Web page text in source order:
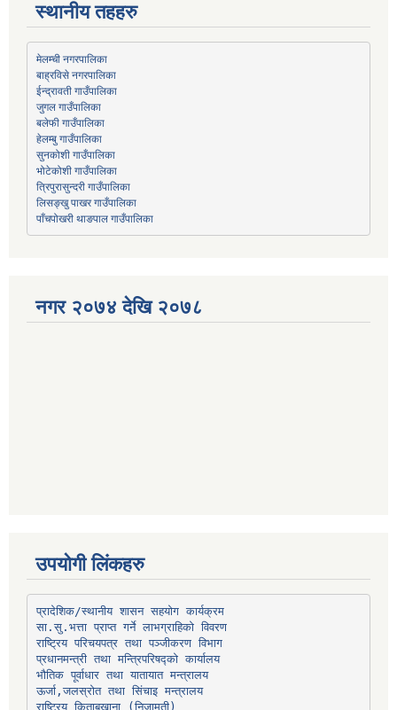
स्थानीय तहहरु
मेलम्ची नगरपालिका
बाह्रविसे नगरपालिका
ईन्द्रावती गाउँपालिका
जुगल गाउँपालिका
बलेफी गाउँपालिका
हेलम्बु गाउँपालिका
सुनकोशी गाउँपालिका
भोटेकोशी गाउँपालिका
त्रिपुरासुन्दरी गाउँपालिका
लिसङ्खु पाखर गाउँपालिका
पाँचपोखरी थाङपाल गाउँपालिका
नगर २०७४ देखि २०७८
उपयोगी लिंकहरु
प्रादेशिक/स्थानीय शासन सहयोग कार्यक्रम
सा.सु.भत्ता प्राप्त गर्ने लाभग्राहिको विवरण
राष्ट्रिय परिचयपत्र तथा पञ्‍जीकरण विभाग
प्रधानमन्त्री तथा मन्त्रिपरिषद्को कार्यालय
भौतिक पूर्वाधार तथा यातायात मन्त्रालय
ऊर्जा,जलस्रोत तथा सिंचाइ मन्त्रालय